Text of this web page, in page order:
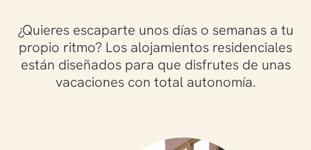
¿Quieres escaparte unos días o semanas a tu
propio ritmo? Los alojamientos residenciales
están diseñados para que disfrutes de unas
vacaciones con total autonomía.